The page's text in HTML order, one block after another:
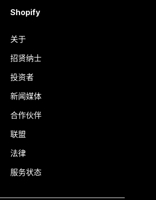
Shopify
关于
招贤纳士
投资者
新闻媒体
合作伙伴
联盟
法律
服务状态